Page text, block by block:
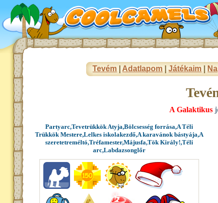
Tevém Adatlapom |Játékaim
A Galaktikus
Partyarc,Tevetrükkök Atyja,Bölcsesség forrása,A Téli
Trükkök Mestere,Lelkes iskolakezdő,A karavánok bástyája,A
szeretetreméltó,Tréfamester,Májusfa,Tök Király!,Téli
arc,Labdazsonglőr